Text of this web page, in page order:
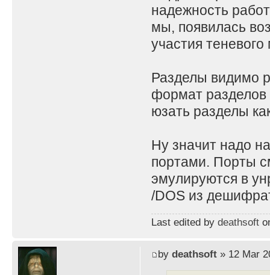
надежность
мы, появилась
участия
Разделы видимо
формат разделов
юзать разделы
Ну значит надо
портами. Порты
эмулируются в
/DOS из
Last edited by deathsoft
by deathsoft» 12 Mar